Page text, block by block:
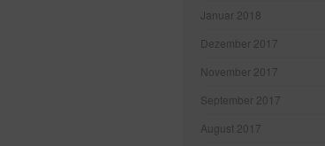
Januar 2018
Dezember 2017
November 2017
September 2017
August 2017